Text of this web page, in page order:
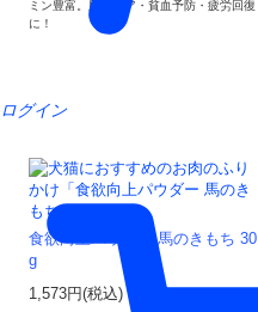
ログイン
ミン豊富。肝臓ケア・貧血予防・疲労回復
に！
食欲向上パウダー 馬のきもち 30
g
1,573円(税込)